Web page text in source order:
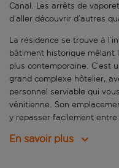
Canal. Les arrêts de
d’aller découvrir d’autres
La résidence se trouve à
bâtiment historique mêlant
plus contemporaine. C’est
grand complexe hôtelier,
personnel serviable qui
vénitienne. Son
y repasser facilement
En savoir plus